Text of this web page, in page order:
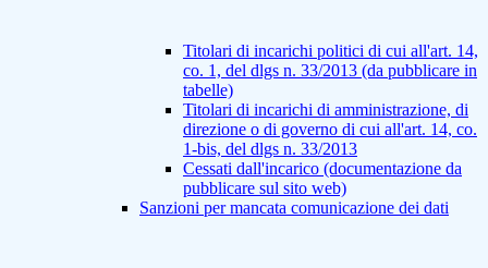
Titolari di incarichi politici di cui all'art. 14,
co. 1, del dlgs n. 33/2013 (da pubblicare in
tabelle)
Titolari di incarichi di amministrazione, di
direzione o di governo di cui all'art. 14, co.
1-bis, del dlgs n. 33/2013
Cessati dall'incarico (documentazione da
pubblicare sul sito web)
Sanzioni per mancata comunicazione dei dati